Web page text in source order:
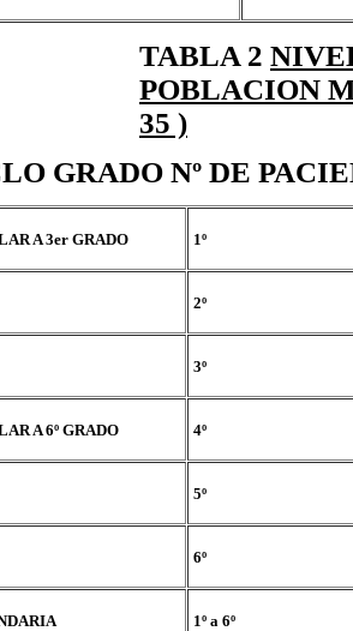
TABLA 2
POBLACION
35 )
GRADO Nº DE
A 3er GRADO 1º
2º
3º
A 6º GRADO 4º
5º
6º
1º a 6º